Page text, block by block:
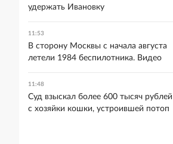
удержать Ивановку
11:53
В сторону Москвы с начала августа
летели 1984 беспилотника. Видео
11:48
Суд взыскал более 600 тысяч рублей
с хозяйки кошки, устроившей потоп